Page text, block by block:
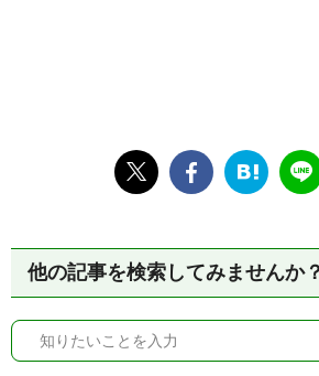
他の記事を検索してみませんか？